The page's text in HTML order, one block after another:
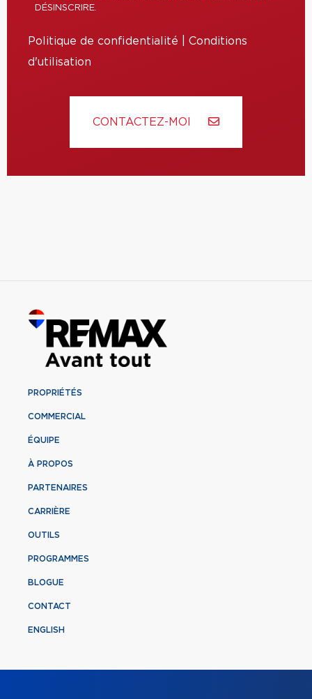
DÉSINSCRIRE.
Politique de confidentialité
Conditions
d'utilisation
CONTACTEZ-MOI
PROPRIÉTÉS
COMMERCIAL
ÉQUIPE
À PROPOS
PARTENAIRES
CARRIÈRE
OUTILS
PROGRAMMES
BLOGUE
CONTACT
ENGLISH